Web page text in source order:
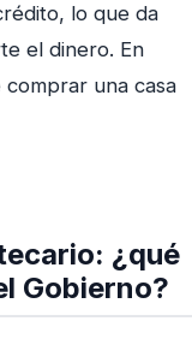
lo que da
el dinero. En
una casa
¿qué
Gobierno?